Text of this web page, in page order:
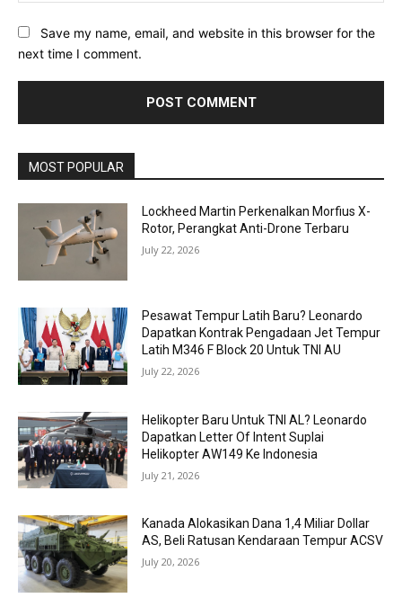
Save my name, email, and website in this browser for the
next time I comment.
MOST POPULAR
Lockheed Martin Perkenalkan Morfius X-
Rotor, Perangkat Anti-Drone Terbaru
July 22, 2026
Pesawat Tempur Latih Baru? Leonardo
Dapatkan Kontrak Pengadaan Jet Tempur
Latih M346 F Block 20 Untuk TNI AU
July 22, 2026
Helikopter Baru Untuk TNI AL? Leonardo
Dapatkan Letter Of Intent Suplai
Helikopter AW149 Ke Indonesia
July 21, 2026
Kanada Alokasikan Dana 1,4 Miliar Dollar
AS, Beli Ratusan Kendaraan Tempur ACSV
July 20, 2026